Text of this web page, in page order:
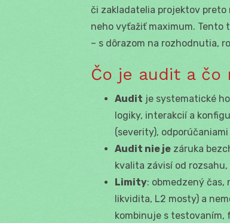
či zakladatelia projektov preto
neho vyťažiť maximum.
– s dôrazom na rozhodnutia,
Čo je audit a
Audit je systematické
logiky, interakcií a
(severity),
Audit nie je záruka
kvalita závisí od
Limity: obmedzený čas,
likvidita, L2 mosty) a
kombinuje s testovaním,